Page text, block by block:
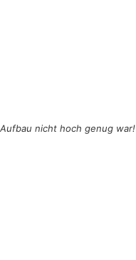
nicht hoch genug war!